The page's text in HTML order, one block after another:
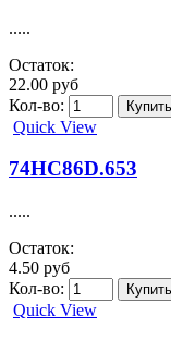
.....
Остаток:
22.00 руб
Кол-во:
Quick View
74HC86D.653
.....
Остаток:
4.50 руб
Кол-во:
Quick View